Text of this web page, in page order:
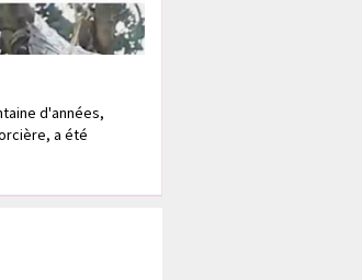
d'années,
a été